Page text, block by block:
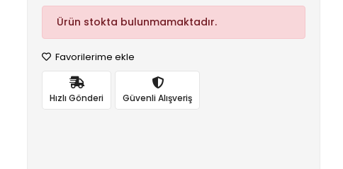
Ürün stokta bulunmamaktadır.
Favorilerime ekle
Hızlı Gönderi Güvenli Alışveriş